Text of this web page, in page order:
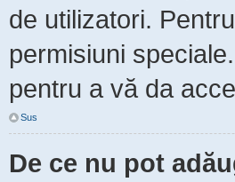
de utilizatori.
permisiuni
pentru a vă da
Sus
De ce nu pot